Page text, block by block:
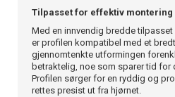
Tilpasset for effektiv montering
Med en innvendig bredde tilpasset
er profilen kompatibel med et
gjennomtenkte utformingen
betraktelig, noe som sparer tid for
Profilen sørger for en ryddig og
rettes presist ut fra hjørnet.